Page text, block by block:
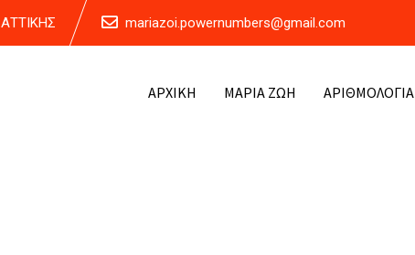
mariazoi.powernumbers@gmail.com
ΑΡΧΙΚΗ ΜΑΡΙΑ ΖΩΗ ΑΡΙΘΜΟΛΟΓΙΑ